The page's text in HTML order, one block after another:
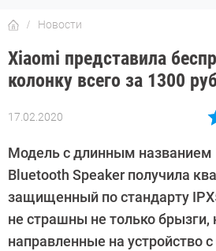
Новости
Xiaomi представила
колонку всего за 1300
17.02.2020
Автор:
Кошик
Модель с длинным названием
Bluetooth Speaker получила
защищенный по стандарту
не страшны не только брызги,
направленные на устройство